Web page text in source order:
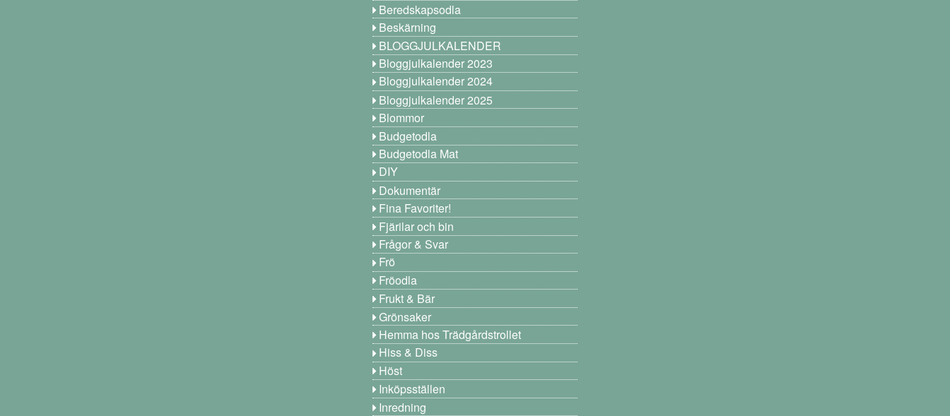
Beredskapsodla
Beskärning
BLOGGJULKALENDER
Bloggjulkalender 2023
Bloggjulkalender 2024
Bloggjulkalender 2025
Blommor
Budgetodla
Budgetodla Mat
DIY
Dokumentär
Fina Favoriter!
Fjärilar och bin
Frågor & Svar
Frö
Fröodla
Frukt & Bär
Grönsaker
Hemma hos Trädgårdstrollet
Hiss & Diss
Höst
Inköpsställen
Inredning